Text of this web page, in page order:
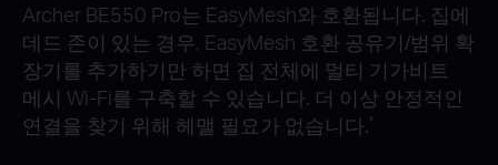
Archer BE550 Pro는 EasyMesh와 호환됩니다. 집에
데드 존이 있는 경우, EasyMesh 호환 공유기/범위 확
장기를 추가하기만 하면 집 전체에 멀티 기가비트
메시 Wi-Fi를 구축할 수 있습니다. 더 이상 안정적인
연결을 찾기 위해 헤맬 필요가 없습니다. *